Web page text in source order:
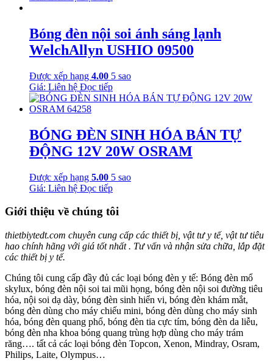
Bóng đèn nội soi ánh sáng lạnh
WelchAllyn USHIO 09500
Được xếp hạng 4.00 5 sao
Giá: Liên hệ Đọc tiếp
BÓNG ĐÈN SINH HÓA BÁN TỰ
ĐỘNG 12V 20W OSRAM
Được xếp hạng 5.00 5 sao
Giá: Liên hệ Đọc tiếp
Giới thiệu về chúng tôi
thietbiytedt.com chuyên cung cấp các thiết bị, vật tư y tế, vật tư tiêu
hao chính hãng với giá tốt nhất . Tư vấn và nhận sửa chữa, lắp đặt
các thiết bị y tế.
Chúng tôi cung cấp đầy đủ các loại bóng đèn y tế: Bóng đèn mổ
skylux, bóng đèn nội soi tai mũi họng, bóng đèn nội soi đường tiêu
hóa, nội soi dạ dày, bóng đèn sinh hiển vi, bóng đèn khám mắt,
bóng đèn dùng cho máy chiếu mini, bóng đèn dùng cho máy sinh
hóa, bóng đèn quang phổ, bóng đèn tia cực tím, bóng đèn da liễu,
bóng đèn nha khoa bóng quang trùng hợp dùng cho máy trám
răng…. tất cả các loại bóng đèn Topcon, Xenon, Mindray, Osram,
Philips, Laite, Olympus…